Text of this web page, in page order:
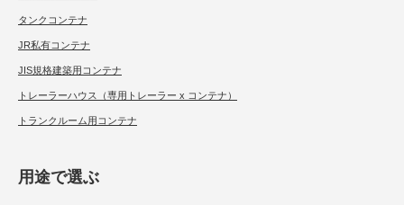
タンクコンテナ
JR私有コンテナ
JIS規格建築用コンテナ
トレーラーハウス（専用トレーラー x コンテナ）
トランクルーム用コンテナ
用途で選ぶ